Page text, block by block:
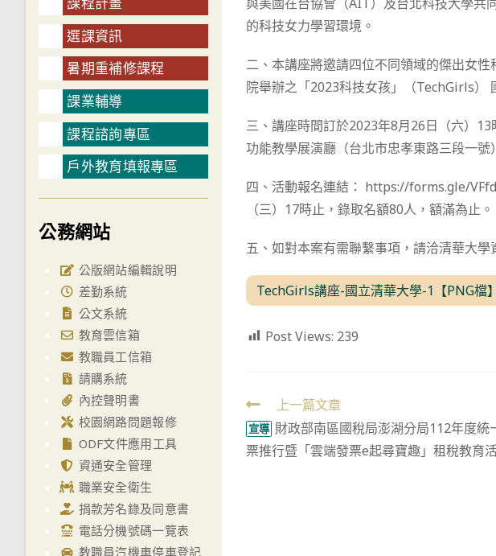
的科技女力學習環境。
二、本講座將邀請四位不同領域的傑出女
院舉辦之「2023科技女孩」（TechGirls）
三、講座時間訂於2023年8月26日（六）
功能教學展演廳（台北市忠孝東路三段一號
四、活動報名連結： https://forms.gle/
（三）17時止，錄取名額80人，額滿為止。
五、如對本案有需聯繫事項，請洽清華大
TechGirls講座-國立清華大學-1【PNG檔】
Post Views: 239
Read
more
articles
上一篇文章
宣導 財政部南區國稅局澎湖分局112年度統
票推行暨「雲端發票e起尋寶趣」租稅教育
選課資訊
暑期重補修課程
課業輔導
課程諮詢專區
戶外教育填報專區
公務網站
公版網站編輯說明
差勤系統
公文系統
教育雲信箱
教職員工信箱
請購系統
內控聲明書
校園網路問題報修
ODF文件應用工具
資通安全管理
職業安全衛生
捐款芳名錄及同意書
電話分機號碼一覽表
教職員汽機車停車登記